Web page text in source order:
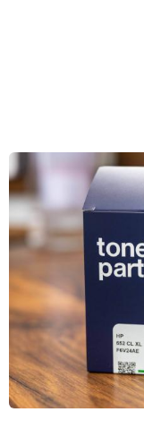
Eredeti vs.
nyomtatási
árakat
17. 1. 2023
Ha van valami igazán
kapcsolatban, az az,
Ha Ön eredeti
gyártójától, akkor
mondjuk, hogy
kell fizetni. Egy ideje
úgy tetszik, kompatibilis
lényegesen kedvezőbb
kaphatók, de
Teljes cikk »